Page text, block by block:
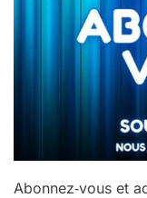
Abonnez‑vous et